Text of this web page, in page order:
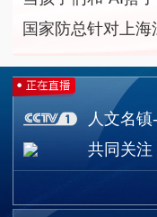
人文名
共同关注